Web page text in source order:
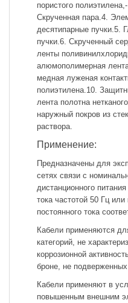
пористого
Скрученная пара.4.
десятипарные пучки.5.
пучки.6. Скрученный
ленты
алюмополимерная
медная луженая
полиэтилена.10.
лента полотна
наружный покров из
раствора.
Применение:
Предназначены для
сетях связи с
дистанционного
тока частотой 50 Гц
постоянного тока
Кабели применяются
категорий, не
коррозионной
броне, не
Кабели применяют в
повышенным внешним